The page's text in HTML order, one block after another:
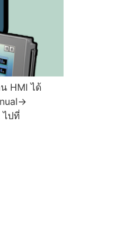
HMI ได้
>
ไปที่